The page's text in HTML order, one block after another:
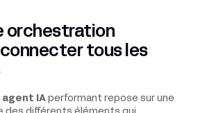
orchestration
connecter tous les
agent IA performant repose sur une